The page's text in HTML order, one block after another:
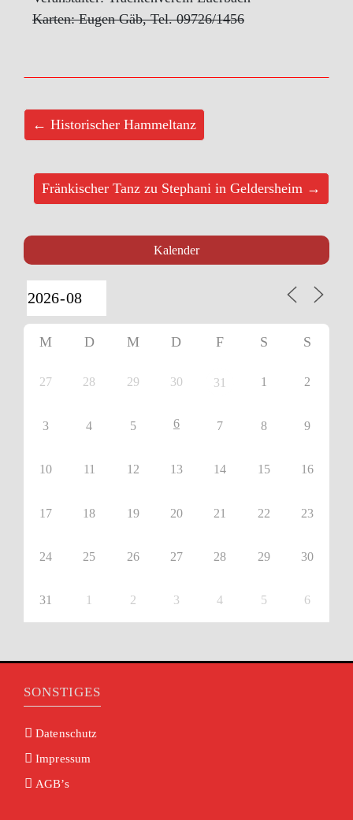
Karten: Eugen Gäb, Tel. 09726/1456
← Historischer Hammeltanz
Fränkischer Tanz zu Stephani in Geldersheim →
Kalender
M D M D F S S
27 28 29 30 31 1 2
3 4 5 6 7 8 9
10 11 12 13 14 15 16
17 18 19 20 21 22 23
24 25 26 27 28 29 30
31 1 2 3 4 5 6
SONSTIGES
Datenschutz
Impressum
AGB’s